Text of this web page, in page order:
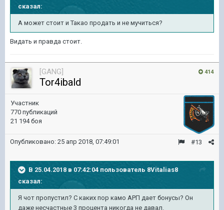
сказал:
А может стоит и Такао продать и не мучиться?
Видать и правда стоит.
414
[GANG]
Tor4ibald
Участник
770 публикаций
21 194 боя
#13
Опубликовано: 25 апр 2018, 07:49:01
В 25.04.2018 в 07:42:04 пользователь 8Vitalias8
сказал:
Я чот пропустил? С каких пор камо АРП дает бонусы? Он
даже несчастные 3 процента никогда не давал.